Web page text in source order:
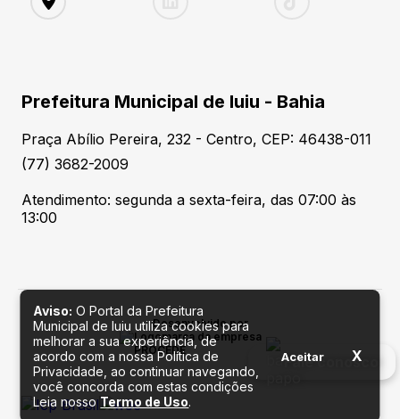
Fale conosco
Prefeitura Municipal de Iuiu - Bahia
Praça Abílio Pereira, 232 - Centro, CEP: 46438-011
(77) 3682-2009
Atendimento: segunda a sexta-feira, das 07:00 às
13:00
Desenvolvido por
Aviso: O Portal da Prefeitura
Municipal de Iuiu utiliza cookies para
melhorar a sua experiência, de
acordo com a nossa Política de
Privacidade, ao continuar navegando,
você concorda com estas condições
Leia nossoTermo de Uso.
Aceitar X